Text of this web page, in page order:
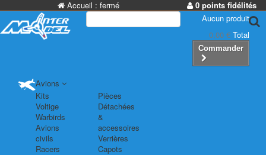
Accueil : fermé
0 points fidélités
Aucun produit
0,00 € Total
Commander
Avions
Kits
Voltige
Warbirds
Avions
civils
Racers
Pièces
Détachées
&
accessoires
Verrières
Capots